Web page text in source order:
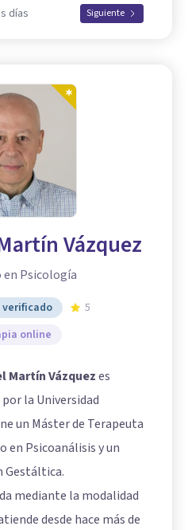
días Siguiente
Vázquez
en Psicología
verificado
5
online
Martín Vázquezes
la Universidad
un Máster de Terapeuta
en Psicoanálisis y un
Gestáltica.
mediante la modalidad
desde hace más de